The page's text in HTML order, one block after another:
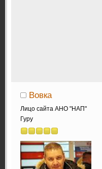
Вовка
Лицо сайта АНО "НАП"
Гуру